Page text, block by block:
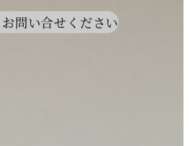
問い合せください